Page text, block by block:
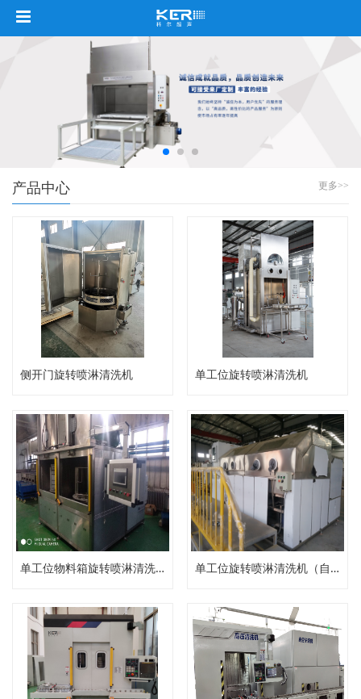
更多>>
产品中心
侧开门旋转喷淋清洗机 单工位旋转喷淋清洗机
单工位物料箱旋转喷淋清洗机 单工位旋转喷淋清洗机（自动压力清洗机）